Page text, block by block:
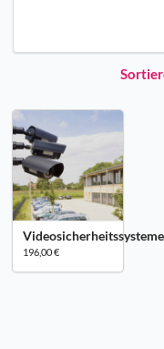
Videosicherheitssysteme
196,00 €